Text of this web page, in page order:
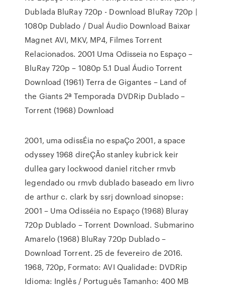
Dublada BluRay 720p - Download BluRay 720p |
1080p Dublado / Dual Áudio Download Baixar
Magnet AVI, MKV, MP4, Filmes Torrent
Relacionados. 2001 Uma Odisseia no Espaço –
BluRay 720p – 1080p 5.1 Dual Áudio Torrent
Download (1961) Terra de Gigantes – Land of
the Giants 2ª Temporada DVDRip Dublado –
Torrent (1968) Download
2001, uma odissÉia no espaÇo 2001, a space
odyssey 1968 direÇÃo stanley kubrick keir
dullea gary lockwood daniel ritcher rmvb
legendado ou rmvb dublado baseado em livro
de arthur c. clark by ssrj download sinopse:
2001 – Uma Odisséia no Espaço (1968) Bluray
720p Dublado – Torrent Download. Submarino
Amarelo (1968) BluRay 720p Dublado –
Download Torrent. 25 de fevereiro de 2016.
1968, 720p, Formato: AVI Qualidade: DVDRip
Idioma: Inglês / Português Tamanho: 400 MB